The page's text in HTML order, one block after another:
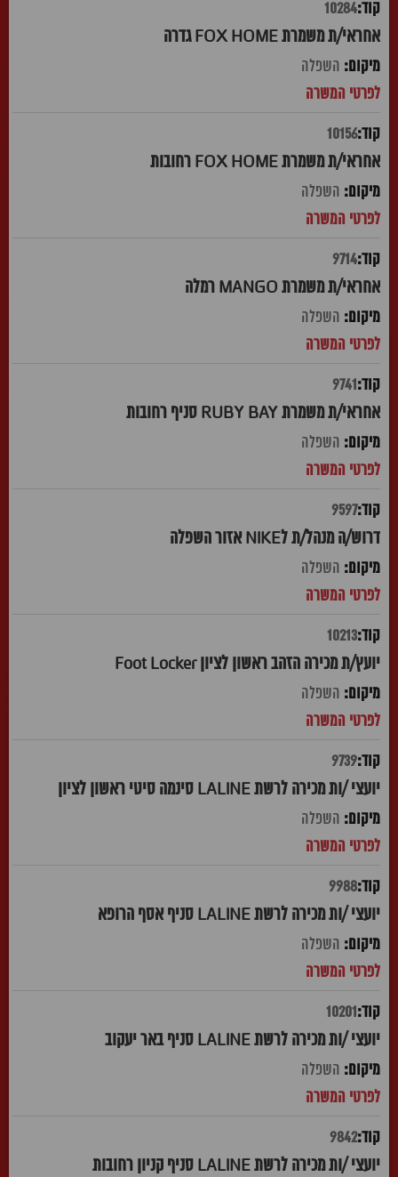
10284
אחראי/ת משמרת FOX HOME גדרה
השפלה
10156
אחראי/ת משמרת FOX HOME רחובות
השפלה
9714
אחראי/ת משמרת MANGO רמלה
השפלה
9741
אחראי/ת משמרת RUBY BAY סניף רחובות
השפלה
9597
דרוש/ה מנהל/ת לNIKE אזור השפלה
השפלה
10213
יועץ/ת מכירה הזהב ראשון לציון Foot Locker
השפלה
9739
יועצי /ות מכירה לרשת LALINE סינמה סיטי ראשון לציון
השפלה
9988
יועצי /ות מכירה לרשת LALINE סניף אסף הרופא
השפלה
10201
יועצי /ות מכירה לרשת LALINE סניף באר יעקוב
השפלה
9842
יועצי /ות מכירה לרשת LALINE סניף קניון רחובות